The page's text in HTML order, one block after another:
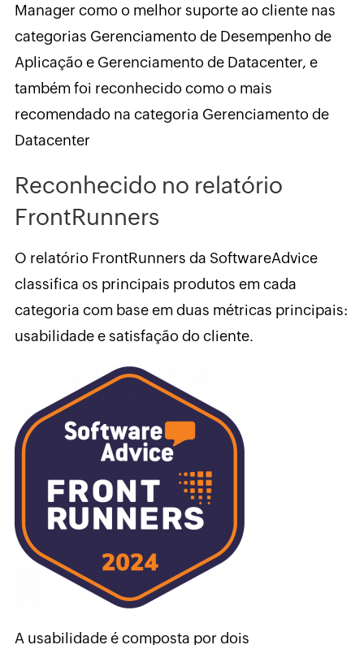
Manager como o melhor suporte ao cliente nas
categorias Gerenciamento de Desempenho de
Aplicação e Gerenciamento de Datacenter, e
também foi reconhecido como o mais
recomendado na categoria Gerenciamento de
Datacenter
Reconhecido no relatório
FrontRunners
O relatório FrontRunners da SoftwareAdvice
classifica os principais produtos em cada
categoria com base em duas métricas principais:
usabilidade e satisfação do cliente.
A usabilidade é composta por dois